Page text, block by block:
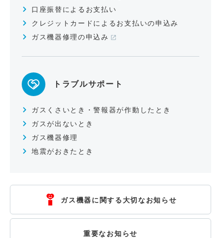
口座振替によるお支払い
クレジットカードによるお支払いの申込み
ガス機器修理の申込み
トラブルサポート
ガスくさいとき・警報器が作動したとき
ガスが出ないとき
ガス機器修理
地震がおきたとき
ガス機器に関する大切なお知らせ
重要なお知らせ